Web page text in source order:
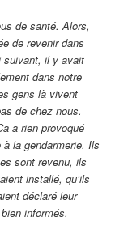
de santé. Alors,
de revenir dans
suivant, il y avait
dans notre
gens là vivent
de chez nous.
a rien provoqué
la gendarmerie. Ils
sont revenu, ils
installé, qu’ils
déclaré leur
informés.